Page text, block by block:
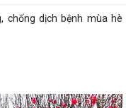
chống dịch bệnh mùa hè